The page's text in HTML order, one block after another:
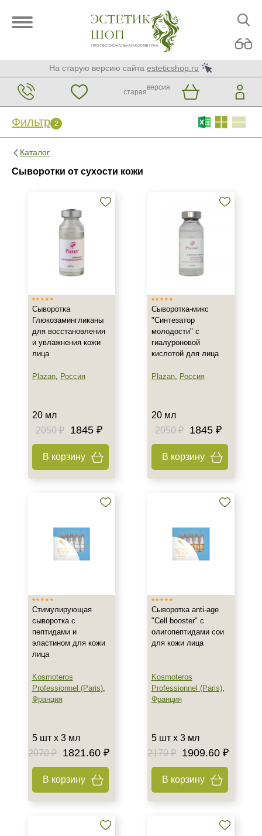
На старую версию сайта esteticshop.ru
старая
версия
Фильтр 2
Каталог
Сыворотки от сухости кожи
Фильтр 2 Сброс
Показать еще
Тип товара
Сыворотка
Биоревитализант
Биорепарант
Класс косметики
Профессиональная
Универсальная
Любой возраст
Любой возраст (от 18 лет)
После 20
Показать еще
Действие
Восстановление
Обновление
Показать еще
Назначение против
Сухость
Сыворотка
Глюкозамингликаны
для восстановления
и увлажнения кожи
лица
Plazan, Россия
20 мл
2050 ₽
1845 ₽
В корзину
Сыворотка-микс
"Синтезатор
молодости" с
гиалуроновой
кислотой для лица
Plazan, Россия
20 мл
2050 ₽
1845 ₽
В корзину
Стимулирующая
сыворотка с
пептидами и
эластином для кожи
лица
Kosmoteros
Professionnel (Paris),
Франция
5 шт х 3 мл
2070 ₽
1821.60 ₽
В корзину
Сыворотка anti-age
"Cell booster" с
олигопептидами сои
для кожи лица
Kosmoteros
Professionnel (Paris),
Франция
5 шт х 3 мл
2170 ₽
1909.60 ₽
В корзину